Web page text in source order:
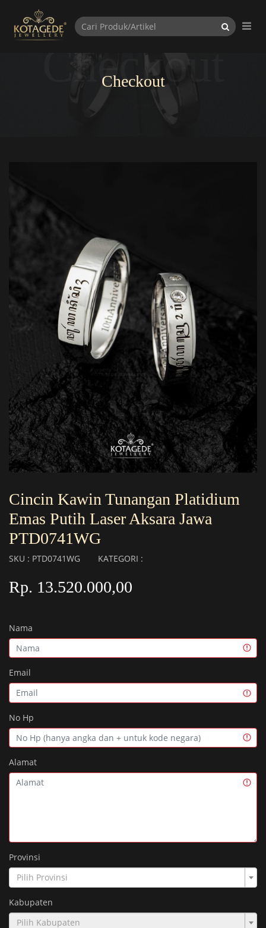
Checkout
Checkout
Cincin Kawin Tunangan Platidium
Emas Putih Laser Aksara Jawa
PTD0741WG
SKU : PTD0741WG KATEGORI :
Rp. 13.520.000,00
Nama
Email
No Hp
Alamat
Provinsi
Pilih Provinsi
Kabupaten
Pilih Kabupaten